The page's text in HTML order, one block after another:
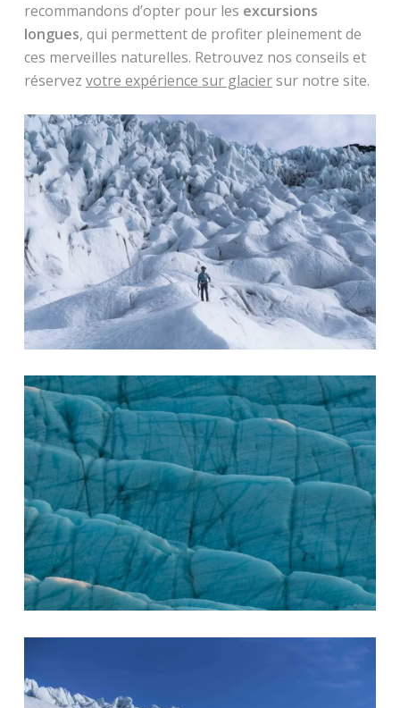
recommandons d’opter pour les excursions
longues, qui permettent de profiter pleinement de
ces merveilles naturelles. Retrouvez nos conseils et
réservez votre expérience sur glaciersur notre site.